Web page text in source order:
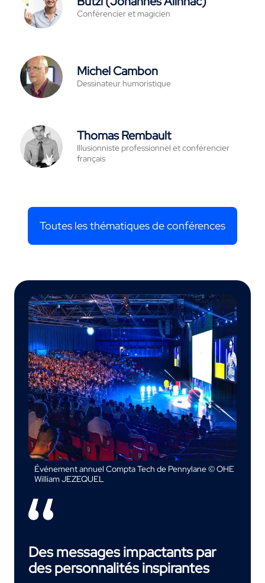
Conférencier et magicien
Michel Cambon
Dessinateur humoristique
Thomas Rembault
Illusionniste professionnel et conférencier
français
Toutes les thématiques de conférences
Événement annuel Compta Tech de Pennylane © OHE
William JEZEQUEL
Des messages impactants par
des personnalités inspirantes